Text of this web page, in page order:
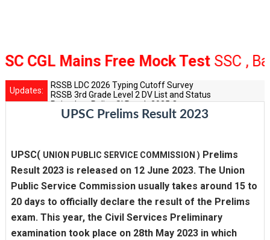
Mains Free Mock TestSSC , Bank
Updates:
RSSB LDC 2026 Typing Cutoff Survey
RSSB 3rd Grade Level 2 DV List and Status
Rajasthan Police SI Result 2025 Out
CET 12th Exam 2026 Syllabus and Exam Dates
UPSC Prelims Result 2023
UPSC( UNION PUBLIC SERVICE COMMISSION ) Prelims
Result 2023 is released on 12 June 2023. The Union
Public Service Commission usually takes around 15 to
20 days to officially declare the result of the Prelims
exam. This year, the Civil Services Preliminary
examination took place on 28th May 2023 in which